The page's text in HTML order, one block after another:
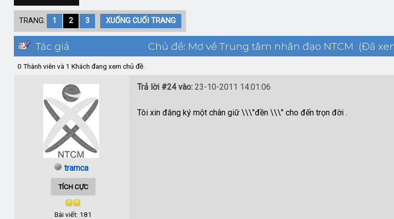
TRANG: 1 2 3 XUỐNG CUỐI TRANG
Tác giả Chủ đề: Mơ về Trung tâm nhân đạo NTCM (Đã
0 Thành viên và 1 Khách đang xem chủ đề.
tramca
TÍCH CỰC
Bài viết: 181
Trả lời #24 vào:23-10-2011 14:01:06
Tôi xin đăng ký một chân giữ \\\"đền \\\" cho đến trọn đời .